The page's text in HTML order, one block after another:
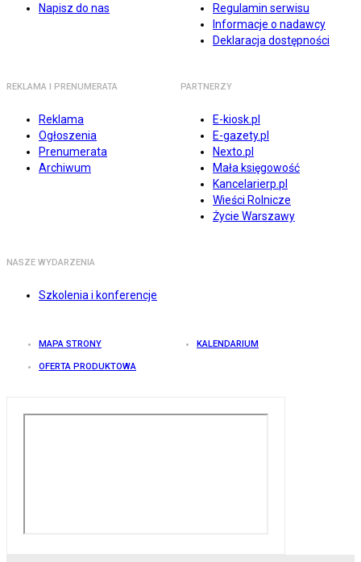
Napisz do nas
Regulamin serwisu
Informacje o nadawcy
Deklaracja dostępności
REKLAMA I PRENUMERATA
Reklama
Ogłoszenia
Prenumerata
Archiwum
PARTNERZY
E-kiosk.pl
E-gazety.pl
Nexto.pl
Mała księgowość
Kancelarierp.pl
Wieści Rolnicze
Życie Warszawy
NASZE WYDARZENIA
Szkolenia i konferencje
MAPA STRONY KALENDARIUM
OFERTA PRODUKTOWA